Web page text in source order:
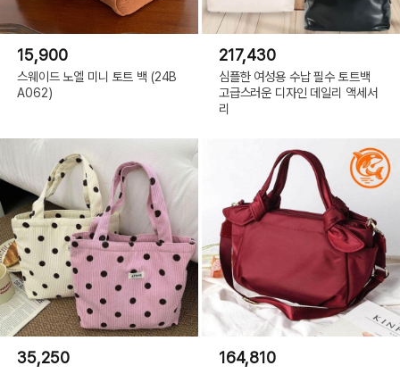
15,900
스웨이드 노엘 미니 토트 백 (24B
A062)
217,430
심플한 여성용 수납 필수 토트백
고급스러운 디자인 데일리 액세서
리
35,250 164,810